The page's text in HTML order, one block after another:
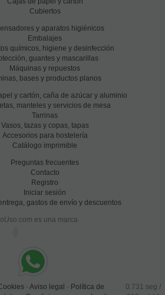
Cubiertos
y aparatos higiénicos
Embalajes
químicos, higiene y desinfección
guantes y mascarillas
Máquinas y repuestos
bases y productos planos
y cartón, caña de azúcar y aluminio
manteles y servicios de mesa
Tarrinas
Vasos, tazas y copas, tapas
Accesorios para hostelería
Catálogo imprimible
Preguntas frecuentes
Contacto
Registro
Iniciar sesión
gastos de envío y descuentos
es una marca
- Aviso legal - Política de
0.731 seg /